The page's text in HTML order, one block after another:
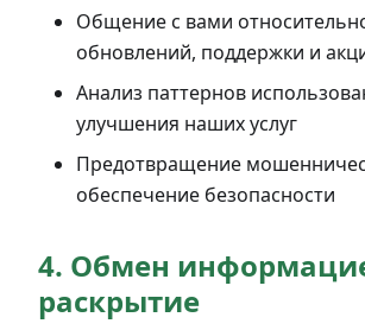
Общение с вами
обновлений, поддержки и
Анализ паттернов
улучшения наших услуг
Предотвращение
обеспечение безопасности
4. Обмен
раскрытие